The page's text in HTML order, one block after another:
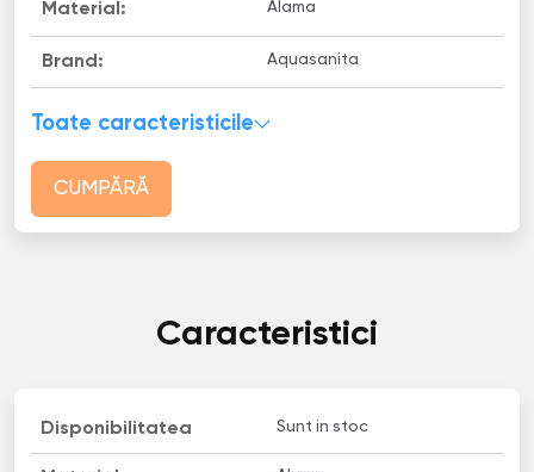
Material: Alama
Brand: Aquasanita
Toate caracteristicile
CUMPĂRĂ
Caracteristici
Disponibilitatea Sunt in stoc